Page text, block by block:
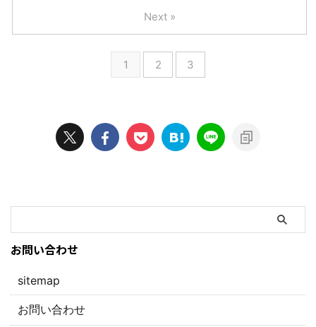
1 2 3
Next »
お問い合わせ
sitemap
お問い合わせ